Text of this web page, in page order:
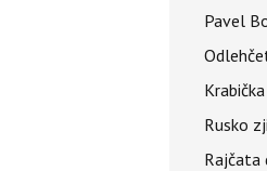
Pavel
Rusko
Rajčata